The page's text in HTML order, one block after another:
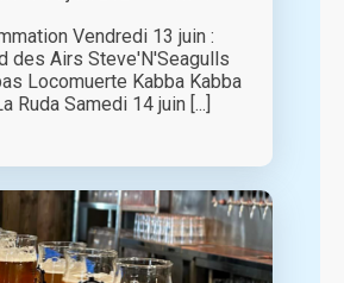
Vendredi 13 juin :
des Airs Steve'N'Seagulls
Locomuerte Kabba Kabba
Ruda Samedi 14 juin [...]